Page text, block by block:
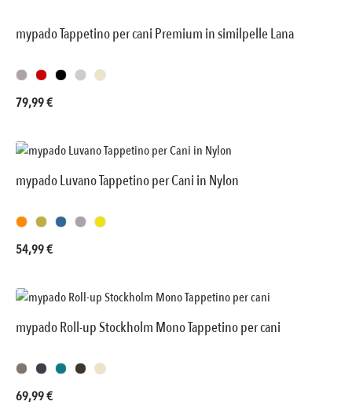
mypado Tappetino per cani Premium in similpelle Lana
Prezzo normale:
79,99 €
mypado Luvano Tappetino per Cani in Nylon
Prezzo normale:
54,99 €
mypado Roll-up Stockholm Mono Tappetino per cani
Prezzo normale:
69,99 €